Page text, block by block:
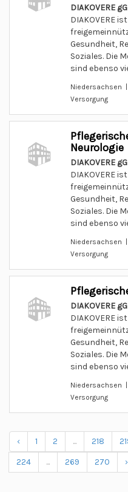
DIAKOVERE
DIAKOVERE
Gesundheit,
Soziales. Die
sind ebenso
Niedersachsen
Versorgung
Neurologie
DIAKOVERE
DIAKOVERE
Gesundheit,
Soziales. Die
sind ebenso
Niedersachsen
Versorgung
DIAKOVERE
DIAKOVERE
Gesundheit,
Soziales. Die
sind ebenso
Niedersachsen
Versorgung
‹ 1 2 ... 218
224
... 269 270 ›